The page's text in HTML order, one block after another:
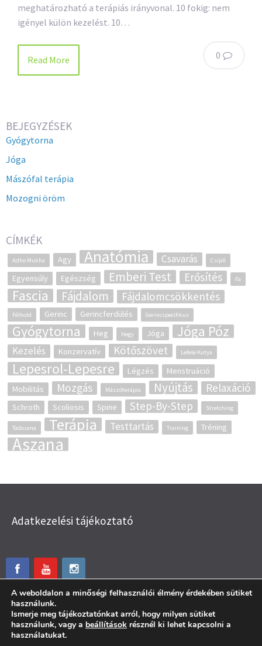
meghatározható a terápiás irányvonal. 10 fokig: nem
igényel külön kezelést. 10…
0
Read More
BEJEGYZÉSEK
Gyógytorna
Jóga
Mászófal terápia
Mozogni öröm
CÍMKÉK
Adho Mukha Agy Anatómia Csavarás Csípő
Egyensúly Egészség Emberi Test Erősítés Fa
Fascia Fájdalom Fájdalomcsökkentés
Félhold Gerinc Gerincferdülés Gerincspecifikus
Gyógytorna Heg Hegy Jóga Jóga Póz
Kezelés Konzervatív Kötőszövet Lefele Kutya
Lepesrol-Lepesre Légzés
Menstruáció
Mobilitás
Mozgás Mászóterápia Nyújtás Relaxáció
Schroth Scoliosis Spine Step-By-Step Stretching
Tadasana Terápia Testtartás Training Tréning
Ászana
Adatkezelési tájékoztató
A weboldalon a minőségi felhasználói élmény érdekében sütiket
használunk.
Ismerje meg tájékoztatónkat arról, hogy milyen sütiket
használunk, vagy a beállítások résznél ki lehet kapcsolni a
használatukat.